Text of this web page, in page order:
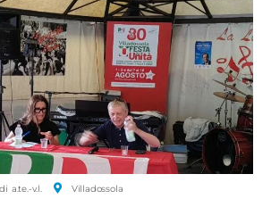
di a.te.-v.l. Villadossola